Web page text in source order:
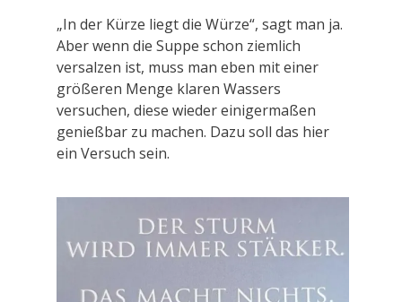
„In der Kürze liegt die Würze“, sagt man ja.
Aber wenn die Suppe schon ziemlich
versalzen ist, muss man eben mit einer
größeren Menge klaren Wassers
versuchen, diese wieder einigermaßen
genießbar zu machen. Dazu soll das hier
ein Versuch sein.